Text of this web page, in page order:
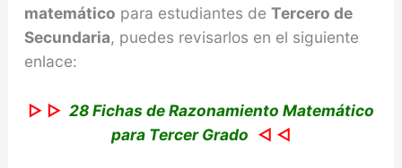
matemático para estudiantes de Tercero de
Secundaria, puedes revisarlos en el siguiente
enlace:
▷ ▷ 28 Fichas de Razonamiento Matemático
para Tercer Grado ◁ ◁